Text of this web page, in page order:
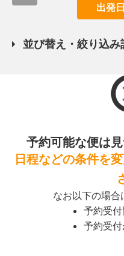
出発
並び替え・絞り込み
予約可能な便は
日程などの条件を
なお以下の場合
予約受
予約受